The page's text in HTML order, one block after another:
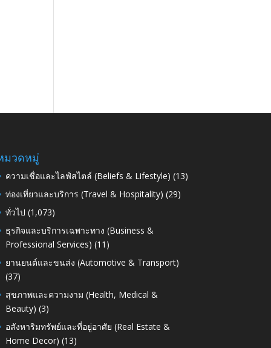
มวดหมู่
ความเชื่อและไลฟ์สไตล์ (Beliefs & Lifestyle) (13)
ท่องเที่ยวและบริการ (Travel & Hospitality) (29)
ทั่วไป (1,073)
ธุรกิจและบริการเฉพาะทาง (Business &
Professional Services) (11)
ยานยนต์และขนส่ง (Automotive & Transport)
(37)
สุขภาพและความงาม (Health, Medical &
Beauty) (3)
อสังหาริมทรัพย์และที่อยู่อาศัย (Real Estate &
Home Decor) (13)